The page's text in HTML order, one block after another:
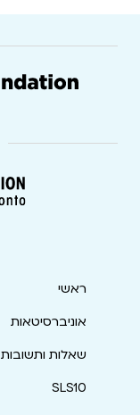
ראשי
אוניברסיטאות
שאלות ותשובות
SLS10